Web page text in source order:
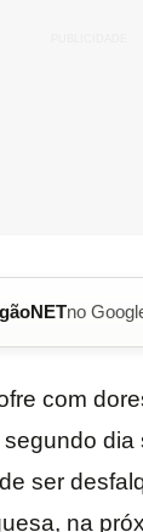
no
com
dia
ser
na